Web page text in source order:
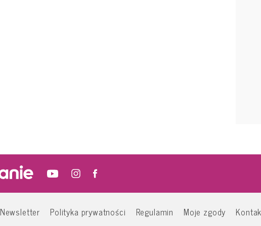
Newsletter Polityka prywatności Regulamin Moje zgody